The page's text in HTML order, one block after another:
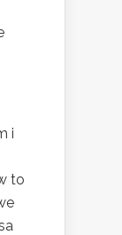
i
to